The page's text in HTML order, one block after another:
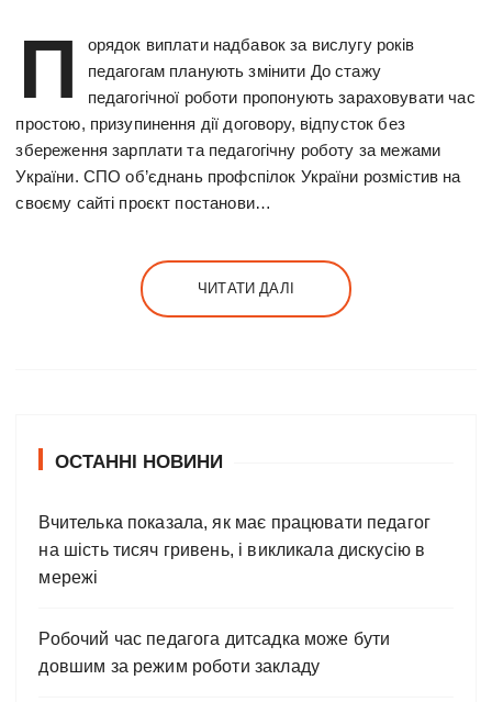
П
орядок виплати надбавок за вислугу років
педагогам планують змінити До стажу
педагогічної роботи пропонують зараховувати час
простою, призупинення дії договору, відпусток без
збереження зарплати та педагогічну роботу за межами
України. СПО об’єднань профспілок України розмістив на
своєму сайті проєкт постанови…
ЧИТАТИ ДАЛІ
ОСТАННІ НОВИНИ
Вчителька показала, як має працювати педагог
на шість тисяч гривень, і викликала дискусію в
мережі
Робочий час педагога дитсадка може бути
довшим за режим роботи закладу